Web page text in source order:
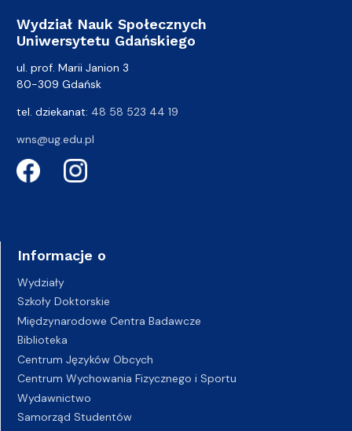
Wydział Nauk Społecznych
Uniwersytetu Gdańskiego
ul. prof. Marii Janion 3
80-309 Gdańsk
tel. dziekanat: 48 58 523 44 19
wns@ug.edu.pl
Informacje o
Wydziały
Szkoły Doktorskie
Międzynarodowe Centra Badawcze
Biblioteka
Centrum Języków Obcych
Centrum Wychowania Fizycznego i Sportu
Wydawnictwo
Samorząd Studentów